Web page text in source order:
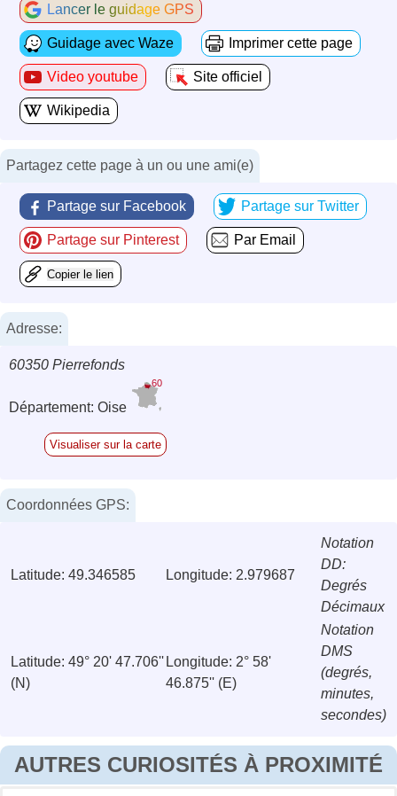
Lancer le guidage GPS
Guidage avec Waze Imprimer cette page
Video youtube Site officiel
Wikipedia
Partagez cette page à un ou une ami(e)
Partage sur Facebook Partage sur Twitter
Partage sur Pinterest Par Email
Copier le lien
Adresse:
60350 Pierrefonds
Département: Oise
60
Visualiser sur la carte
Coordonnées GPS:
Latitude: 49.346585 Longitude: 2.979687
Notation
DD:
Degrés
Décimaux
Latitude: 49° 20' 47.706''
(N)
Longitude: 2° 58'
46.875'' (E)
Notation
DMS
(degrés,
minutes,
secondes)
AUTRES CURIOSITÉS À PROXIMITÉ